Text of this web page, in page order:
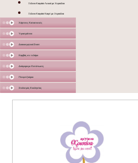
Ξύλινο Καφάσι Λευκό με Χερούλια
Ξύλινο Καφάσι Καφέ με Χερούλια
Χάρτινες Κατασκευές
Υφασμάτινα
Διακοσμητικά Σταντ
Καμβάς σε τελάρο
Διάφορα με Εκτύπωση
Γλειφιτζούρια
Στολισμός Εκκλησίας